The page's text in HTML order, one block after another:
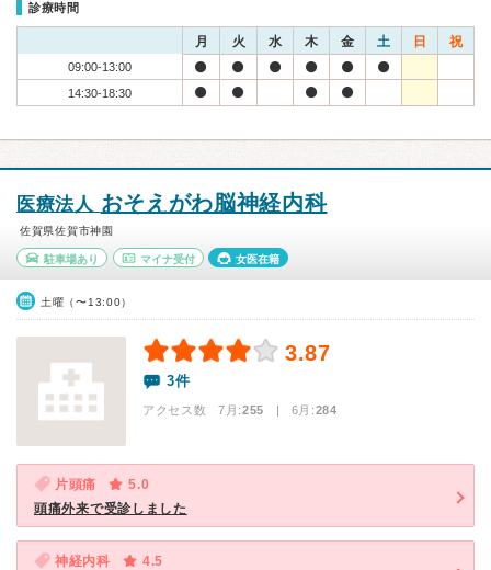
診療時間
月 火 水 木 金 土 日 祝
09:00-13:00
14:30-18:30
医療法人 おそえがわ脳神経内科
佐賀県佐賀市神園
駐車場あり マイナ受付 女医在籍
土曜（〜13:00）
3.87
3件
アクセス数 7月:255 | 6月:284
片頭痛
5.0
頭痛外来で受診しました
神経内科
4.5